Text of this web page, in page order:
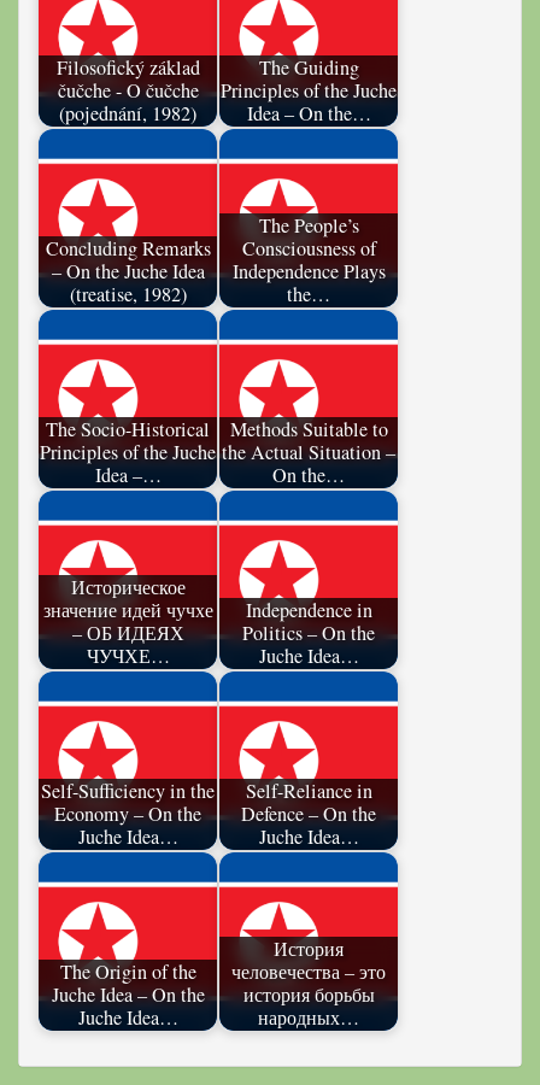
Filosofický základ
čučche - O čučche
(pojednání, 1982)
The Guiding
Principles of the Juche
Idea – On the…
Concluding Remarks
– On the Juche Idea
(treatise, 1982)
The People’s
Consciousness of
Independence Plays
the…
The Socio-Historical
Principles of the Juche
Idea –…
Methods Suitable to
the Actual Situation –
On the…
Историческое
значение идей чучхе
– ОБ ИДЕЯХ
ЧУЧХЕ…
Independence in
Politics – On the
Juche Idea…
Self-Sufficiency in the
Economy – On the
Juche Idea…
Self-Reliance in
Defence – On the
Juche Idea…
The Origin of the
Juche Idea – On the
Juche Idea…
История
человечества – это
история борьбы
народных…